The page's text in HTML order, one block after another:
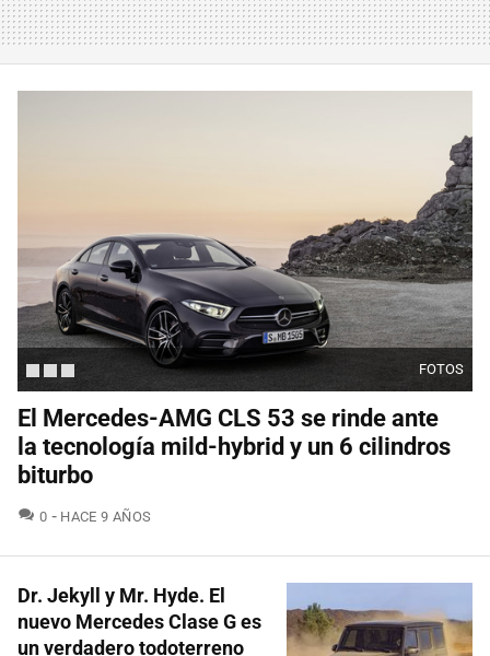
FOTOS
El Mercedes-AMG CLS 53 se rinde ante
la tecnología mild-hybrid y un 6 cilindros
biturbo
0 COMENTARIOS
HACE 9 AÑOS
Dr. Jekyll y Mr. Hyde. El
nuevo Mercedes Clase G es
un verdadero todoterreno